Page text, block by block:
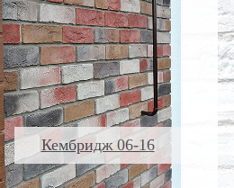
Кембридж 06-16